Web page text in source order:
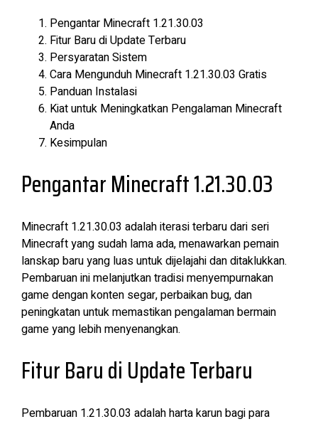
Pengantar Minecraft 1.21.30.03
Fitur Baru di Update Terbaru
Persyaratan Sistem
Cara Mengunduh Minecraft 1.21.30.03 Gratis
Panduan Instalasi
Kiat untuk Meningkatkan Pengalaman Minecraft
Anda
Kesimpulan
Pengantar Minecraft 1.21.30.03
Minecraft 1.21.30.03 adalah iterasi terbaru dari seri
Minecraft yang sudah lama ada, menawarkan pemain
lanskap baru yang luas untuk dijelajahi dan ditaklukkan.
Pembaruan ini melanjutkan tradisi menyempurnakan
game dengan konten segar, perbaikan bug, dan
peningkatan untuk memastikan pengalaman bermain
game yang lebih menyenangkan.
Fitur Baru di Update Terbaru
Pembaruan 1.21.30.03 adalah harta karun bagi para